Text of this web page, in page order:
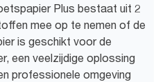
Plus bestaat uit 2
mee op te nemen of de
is geschikt voor de
een veelzijdige oplossing
professionele omgeving